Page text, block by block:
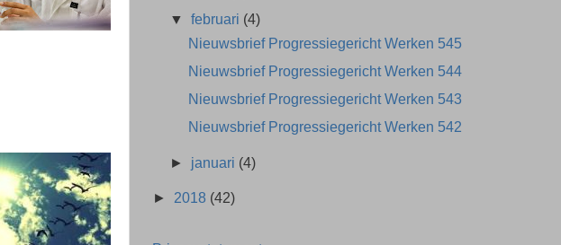
▼februari (4)
Nieuwsbrief Progressiegericht Werken 545
Nieuwsbrief Progressiegericht Werken 544
Nieuwsbrief Progressiegericht Werken 543
Nieuwsbrief Progressiegericht Werken 542
► januari (4)
► 2018 (42)